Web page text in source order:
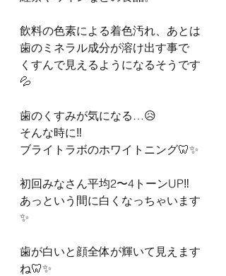
飲料の色素による着色汚れ、あとは
歯のミネラル成分が溶け出す事で
くすんで見えるようになるそうです
💦
歯のくすみが気になる…😥
そんな時に‼️
ブライトラボのホワイトニング🦷✨
初回みなさん平均2〜4トーンUP‼️
あっという間に白くなっちゃいます
✨
歯が白いと顔全体が輝いて見えます
ね🦷✨